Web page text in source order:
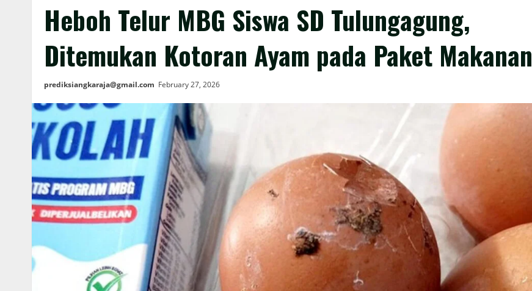
Heboh Telur MBG Siswa SD Tulungagung,
Ditemukan Kotoran Ayam pada Paket Makanan
prediksiangkaraja@gmail.com February 27, 2026